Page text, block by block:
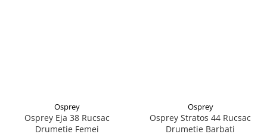
Osprey
Osprey Eja 38 Rucsac
Drumetie Femei
Osprey
Osprey Stratos 44 Rucsac
Drumetie Barbati